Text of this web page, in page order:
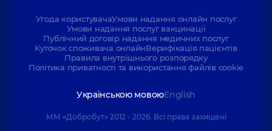
Угода користувачаУмови надання онлайн послуг
Умови надання послуг вакцинації
Публічний договір надання медичних послуг
Куточок споживача онлайнВерифікація пацієнтів
Правила внутрішнього розпорядку
Політика приватності та використання файлів cookie
Українською мовоюEnglish
ММ «Добробут» 2012 - 2026. Всі права захищені